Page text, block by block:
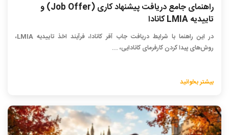
راهنمای جامع دریافت پیشنهاد کاری (Job Offer) و
تاییدیه LMIA کانادا
در این راهنما با شرایط دریافت جاب آفر کانادا، فرآیند اخذ تاییدیه LMIA،
روش‌های پیدا کردن کارفرمای کانادایی، ...
بیشتر بخوانید